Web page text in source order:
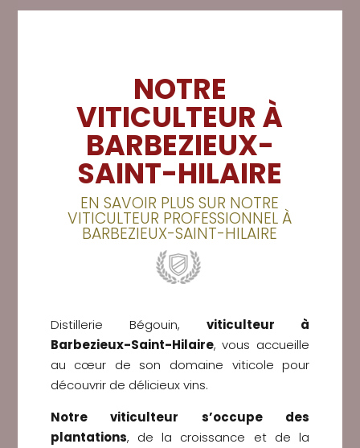
NOTRE
VITICULTEUR À
BARBEZIEUX-
SAINT-HILAIRE
EN SAVOIR PLUS SUR NOTRE
VITICULTEUR PROFESSIONNEL À
BARBEZIEUX-SAINT-HILAIRE
Distillerie Bégouin, viticulteur à
Barbezieux-Saint-Hilaire, vous accueille
au cœur de son domaine viticole pour
découvrir de délicieux vins.
Notre viticulteur s’occupe des
plantations, de la croissance et de la